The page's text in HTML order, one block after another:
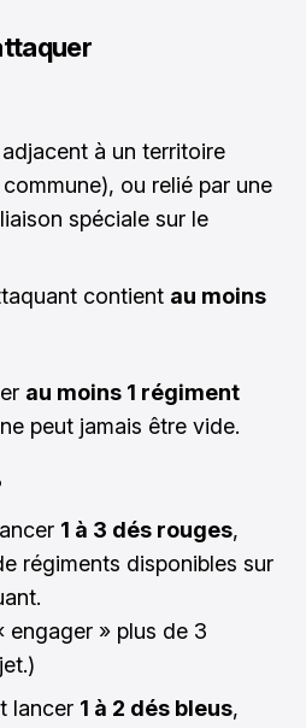
à un territoire
ou relié par une
spéciale sur le
contient au moins
au moins 1 régiment
peut jamais être vide.
1 à 3 dés rouges,
régiments disponibles sur
engager » plus de 3
lancer 1 à 2 dés bleus,